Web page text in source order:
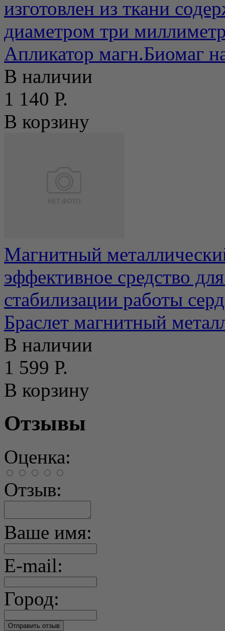
изготовлен из ткани
диаметром три
Апликатор магн.Биомаг
В наличии
1 140 Р.
В корзину
Магнитный
эффективное средство
стабилизации работы
Браслет магнитный
В наличии
1 599 Р.
В корзину
Отзывы
Оценка:
Отзыв:
Ваше имя:
E-mail:
Город: